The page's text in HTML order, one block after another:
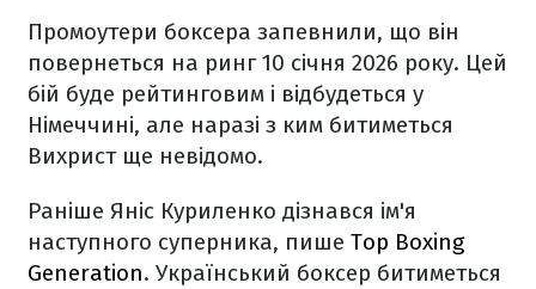
Промоутери боксера запевнили, що він
повернеться на ринг 10 січня 2026 року. Цей
бій буде рейтинговим і відбудеться у
Німеччині, але наразі з ким битиметься
Вихрист ще невідомо.
Раніше Яніс Куриленко дізнався ім'я
наступного суперника, пише Top Boxing
Generation. Український боксер битиметься